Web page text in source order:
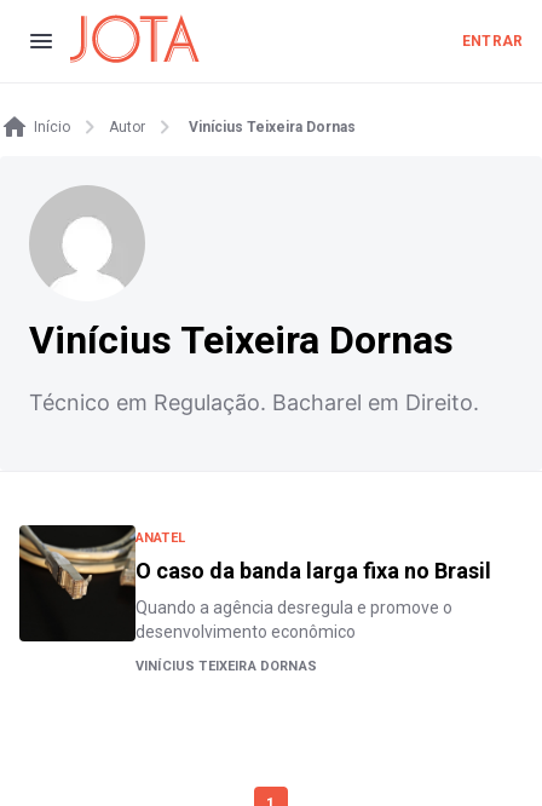
ENTRAR
Início Autor Vinícius Teixeira Dornas
Vinícius Teixeira Dornas
Técnico em Regulação. Bacharel em Direito.
ANATEL
O caso da banda larga fixa no Brasil
Quando a agência desregula e promove o
desenvolvimento econômico
VINÍCIUS TEIXEIRA DORNAS